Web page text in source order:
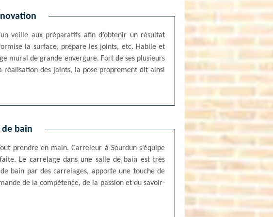
veille aux préparatifs afin d’obtenir un résultat
la surface, prépare les joints, etc. Habile et
mural de grande envergure. Fort de ses plusieurs
réalisation des joints, la pose proprement dit ainsi
de bain
prendre en main. Carreleur à Sourdun s’équipe
Le carrelage dans une salle de bain est très
bain par des carrelages, apporte une touche de
de la compétence, de la passion et du savoir-